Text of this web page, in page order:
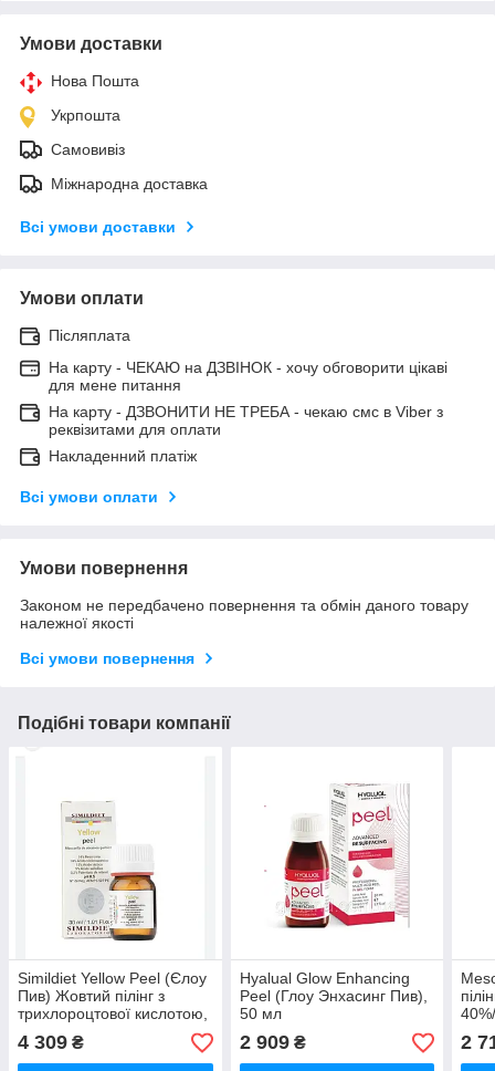
Умови доставки
Нова Пошта
Укрпошта
Самовивіз
Міжнародна доставка
Всі умови доставки
Умови оплати
Післяплата
На карту - ЧЕКАЮ на ДЗВІНОК - хочу обговорити цікаві
для мене питання
На карту - ДЗВОНИТИ НЕ ТРЕБА - чекаю смс в Viber з
реквізитами для оплати
Накладенний платіж
Всі умови оплати
Умови повернення
Законом не передбачено повернення та обмін даного товару
належної якості
Всі умови повернення
Подібні товари компанії
Simildiet Yellow Peel (Єлоу
Пив) Жовтий пілінг з
трихлороцтової кислотою,
15 мл (3 флакони по 5 мл)
4 309 ₴
Hyalual Glow Enhancing
Peel (Глоу Энхасинг Пив),
50 мл
2 909₴ 2